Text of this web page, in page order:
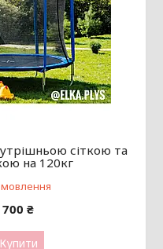
сіткою та
на 120кг
₴
Купити